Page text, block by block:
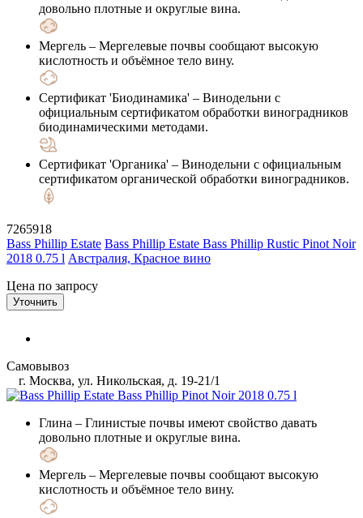
довольно плотные и округлые вина.
Мергель – Мергелевые почвы сообщают высокую
кислотность и объёмное тело вину.
Сертификат 'Биодинамика' – Винодельни с
официальным сертификатом обработки виноградников
биодинамическими методами.
Сертификат 'Органика' – Винодельни с официальным
сертификатом органической обработки виноградников.
7265918
Bass Phillip Estate Bass Phillip Estate Bass Phillip Rustic Pinot Noir
2018 0.75 l Австралия, Красное вино
Цена по запросу
Уточнить
Самовывоз
г. Москва, ул. Никольская, д. 19-21/1
Глина – Глинистые почвы имеют свойство давать
довольно плотные и округлые вина.
Мергель – Мергелевые почвы сообщают высокую
кислотность и объёмное тело вину.